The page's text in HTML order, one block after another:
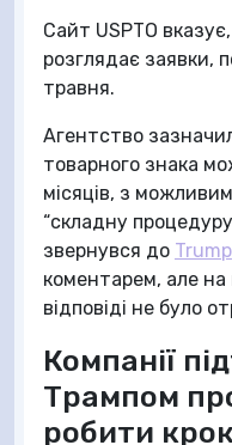
Сайт USPTO
розглядає заявки,
травня.
Агентство
товарного знака
місяців, з
“складну
звернувся до Trump
коментарем, але на
відповіді не було
Компанії
Трампом
робити